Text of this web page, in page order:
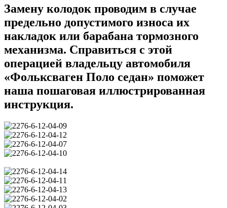
Замену колодок проводим в случае
предельно допустимого износа их
накладок или барабана тормозного
механизма. Справиться с этой
операцией владельцу автомобиля
«Фольксваген Поло седан» поможет
наша пошаговая иллюстрированная
инструкция.